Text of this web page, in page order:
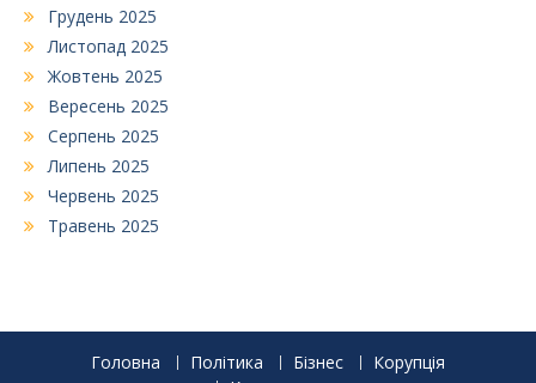
Грудень 2025
Листопад 2025
Жовтень 2025
Вересень 2025
Серпень 2025
Липень 2025
Червень 2025
Травень 2025
Головна Політика Бізнес
Корупція